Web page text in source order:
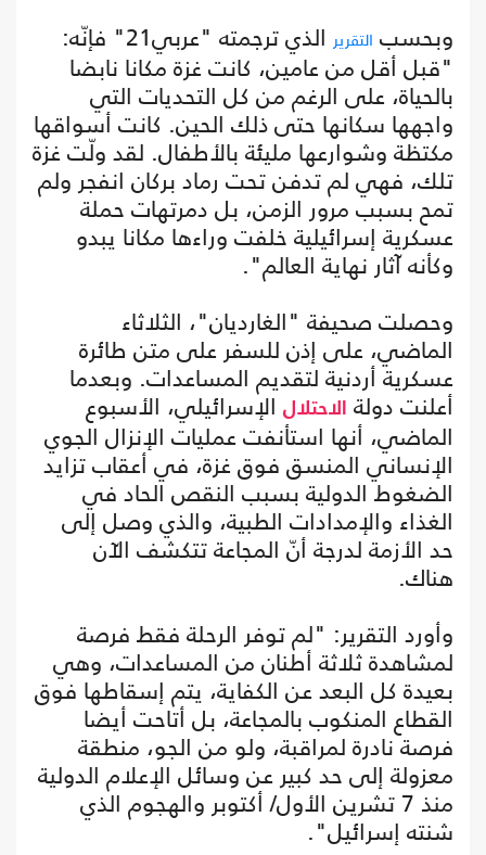
وبحسب التقرير
الذي ترجمته "عربي21" فإنّه:
"قبل أقل من عامين، كانت غزة مكانا نابضا
بالحياة، على الرغم من كل التحديات التي
واجهها سكانها حتى ذلك الحين. كانت أسواقها
مكتظة وشوارعها مليئة بالأطفال. لقد ولّت غزة
تلك، فهي لم تدفن تحت رماد بركان انفجر ولم
تمح بسبب مرور الزمن، بل دمرتهات حملة
عسكرية إسرائيلية خلفت وراءها مكانا يبدو
وكأنه آثار نهاية العالم".
وحصلت صحيفة "الغارديان"، الثلاثاء
الماضي، على إذن للسفر على متن طائرة
عسكرية أردنية لتقديم المساعدات. وبعدما
أعلنت دولة الاحتلال الإسرائيلي، الأسبوع
الماضي، أنها استأنفت عمليات الإنزال الجوي
الإنساني المنسق فوق غزة، في أعقاب تزايد
الضغوط الدولية بسبب النقص الحاد في
الغذاء والإمدادات الطبية، والذي وصل إلى
حد الأزمة لدرجة أنّ المجاعة تتكشف الآن
هناك.
وأورد التقرير: "لم توفر الرحلة فقط فرصة
لمشاهدة ثلاثة أطنان من المساعدات، وهي
بعيدة كل البعد عن الكفاية، يتم إسقاطها فوق
القطاع المنكوب بالمجاعة، بل أتاحت أيضا
فرصة نادرة لمراقبة، ولو من الجو، منطقة
معزولة إلى حد كبير عن وسائل الإعلام الدولية
منذ 7 تشرين الأول/ أكتوبر والهجوم الذي
شنته إسرائيل".